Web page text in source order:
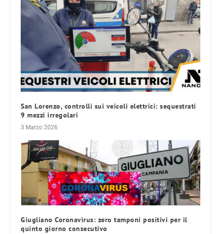
San Lorenzo, controlli sui veicoli elettrici: sequestrati
9 mezzi irregolari
3 Marzo 2026
Giugliano Coronavirus: zero tamponi positivi per il
quinto giorno consecutivo